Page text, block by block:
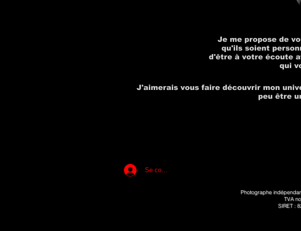
Je me propose de
qu'ils soient
d'être à votre écoute
qui
J'aimerais vous faire découvrir mon
peu être
Se connecter
Photographe
TVA
SIRET :